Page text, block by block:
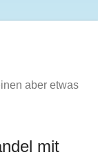
aber etwas
mit